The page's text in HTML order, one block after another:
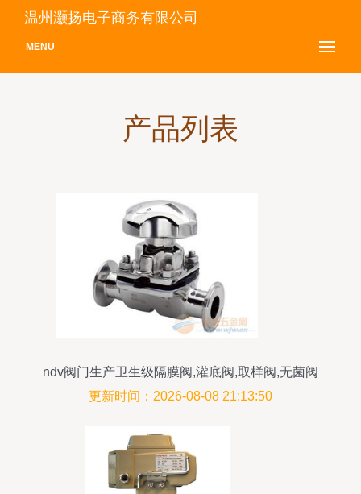
温州灏扬电子商务有限公司
MENU
产品列表
ndv阀门生产卫生级隔膜阀,灌底阀,取样阀,无菌阀
更新时间：2026-08-08 21:13:50